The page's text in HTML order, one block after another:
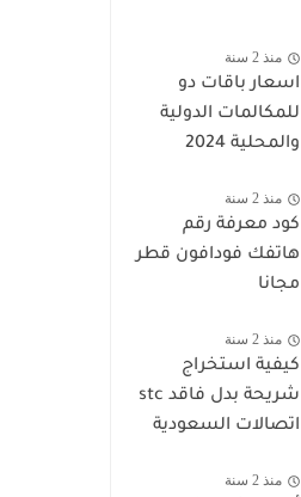
منذ 2 سنة
اسعار باقات دو
للمكالمات الدولية
والمحلية 2024
منذ 2 سنة
كود معرفة رقم
هاتفك فودافون قطر
مجانا
منذ 2 سنة
كيفية استخراج
شريحة بدل فاقد stc
اتصالات السعودية
منذ 2 سنة